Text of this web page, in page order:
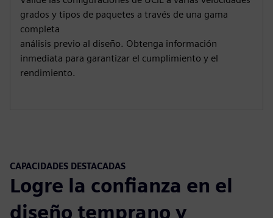
grados y tipos de paquetes a través de una gama
completa
análisis previo al diseño. Obtenga información
inmediata para garantizar el cumplimiento y el
rendimiento.
CAPACIDADES DESTACADAS
Logre la confianza en el
diseño temprano y